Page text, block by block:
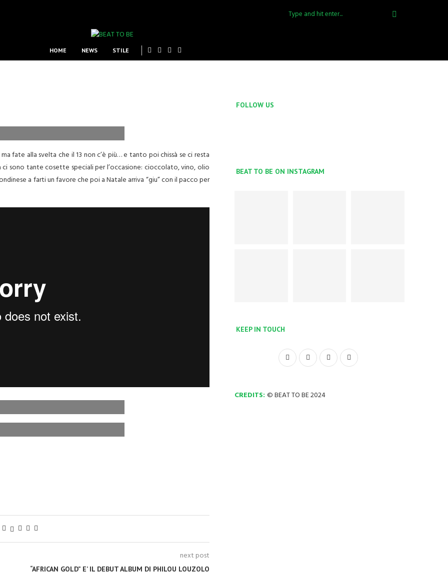
HOME NEWS STILE
fate alla svelta che il 13 non c’è più… e tanto poi chissà se ci resta
sono tante cosette speciali per l’occasione: cioccolato, vino, olio
a farti un favore che poi a Natale arriva “giu” con il pacco per
next post
“AFRICAN GOLD” E’ IL DEBUT ALBUM DI PHILOU LOUZOLO
FOLLOW US
BEAT TO BE ON INSTAGRAM
KEEP IN TOUCH
CREDITS: © BEAT TO BE 2024